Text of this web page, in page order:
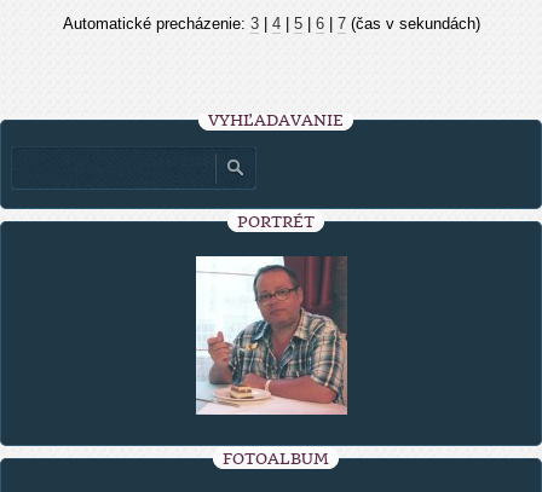
Automatické precházenie: 3| 4| 5| 6| 7(čas v sekundách)
VYHĽADÁVANIE
PORTRÉT
FOTOALBUM